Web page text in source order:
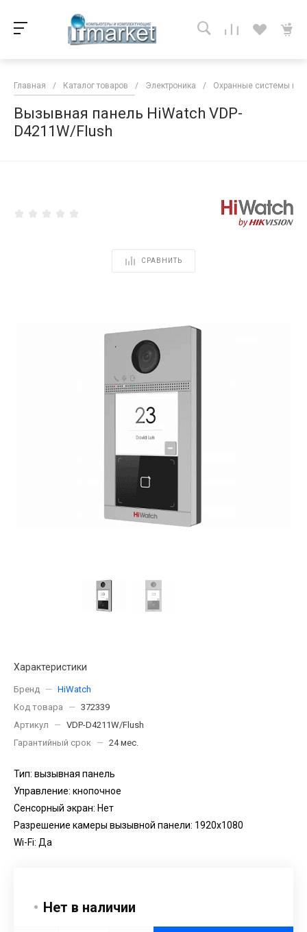
Главная / Каталог товаров / Электроника / Охранные системы и
Вызывная панель HiWatch VDP-
D4211W/Flush
СРАВНИТЬ
Характеристики
Бренд — HiWatch
Код товара
— 372339
Артикул
— VDP-D4211W/Flush
Гарантийный срок
— 24 мес.
Тип: вызывная панель
Управление: кнопочное
Сенсорный экран: Нет
Разрешение камеры вызывной панели: 1920x1080
Wi-Fi: Да
Нет в наличии